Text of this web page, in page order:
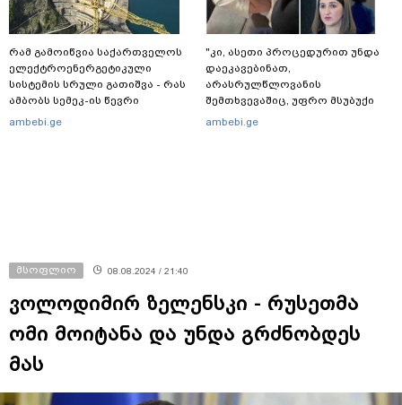
რამ გამოიწვია საქართველოს
ელექტროენერგეტიკული
სისტემის სრული გათიშვა - რას
ამბობს სემეკ-ის წევრი
ambebi.ge
"კი, ასეთი პროცედურით უნდა
დაეკავებინათ,
არასრულწლოვანის
შემთხვევაშიც, უფრო მსუბუქი
ვარიანტი ძნელი
ambebi.ge
მსოფლიო 08.08.2024 / 21:40
ვოლოდიმირ ზელენსკი - რუსეთმა
ომი მოიტანა და უნდა გრძნობდეს
მას